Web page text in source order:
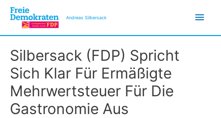
Inhalt
springen
Andreas Silbersack
Silbersack (FDP) Spricht
Sich Klar Für Ermäßigte
Mehrwertsteuer Für Die
Gastronomie Aus